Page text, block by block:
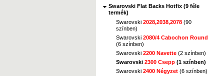
Swarovski Flat Backs Hotfix (9 féle
termék)
Swarovski 2028,2038,2078 (90
színben)
Swarovski 2080/4 Cabochon Round
(6 színben)
Swarovski 2200 Navette (2 színben)
Swarovski 2300 Csepp (1 színben)
Swarovski 2400 Négyzet (6 színben)